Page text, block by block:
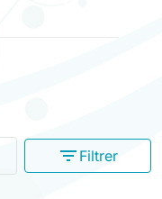
filter_list Filtrer